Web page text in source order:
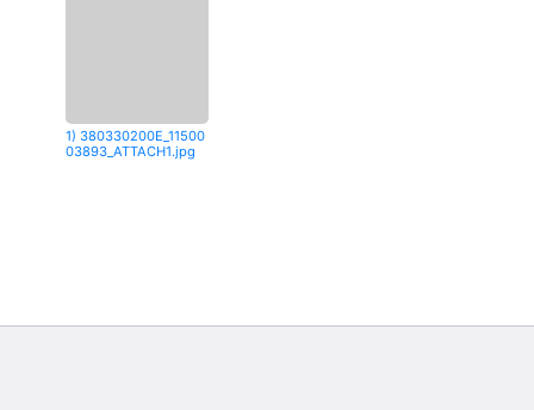
1) 380330200E_11500
03893_ATTACH1.jpg